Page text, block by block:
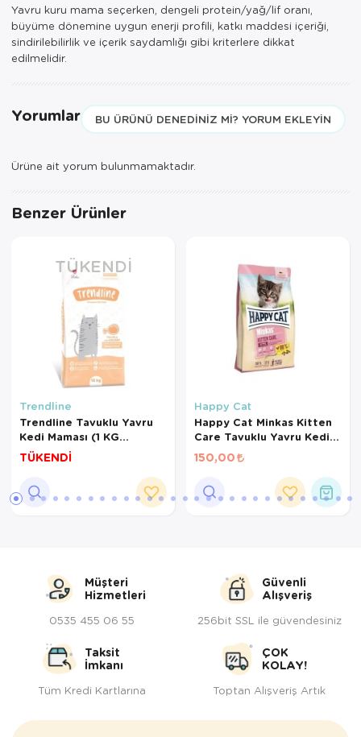
Yavru kuru mama seçerken, dengeli protein/yağ/lif oranı,
büyüme dönemine uygun enerji profili, katkı maddesi içeriği,
sindirilebilirlik ve içerik saydamlığı gibi kriterlere dikkat
edilmelidir.
Yorumlar BU ÜRÜNÜ DENEDINIZ MI? YORUM EKLEYIN
Ürüne ait yorum bulunmamaktadır.
Benzer Ürünler
TÜKENDI
Trendline
Trendline Tavuklu Yavru
Kedi Maması (1 KG
BÖLÜNMÜŞ)
TÜKENDİ
Happy Cat
Happy Cat Minkas Kitten
Care Tavuklu Yavru Kedi
Maması (500 GR
BÖLÜNMÜŞ)
150,00
Müşteri
Hizmetleri
0535 455 06 55
Güvenli
Alışveriş
256bit SSL ile güvendesiniz
Taksit
İmkanı
Tüm Kredi Kartlarına
ÇOK
KOLAY!
Toptan Alışveriş Artık